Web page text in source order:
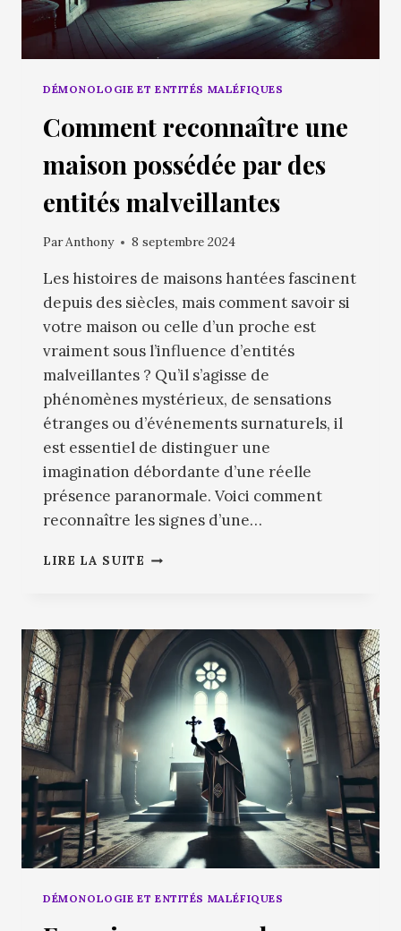
DÉMONOLOGIE ET ENTITÉS MALÉFIQUES
Comment reconnaître une
maison possédée par des
entités malveillantes
ParAnthony 8 septembre 2024
Les histoires de maisons hantées fascinent
depuis des siècles, mais comment savoir si
votre maison ou celle d’un proche est
vraiment sous l’influence d’entités
malveillantes ? Qu’il s’agisse de
phénomènes mystérieux, de sensations
étranges ou d’événements surnaturels, il
est essentiel de distinguer une
imagination débordante d’une réelle
présence paranormale. Voici comment
reconnaître les signes d’une…
LIRE LA SUITE COMMENT
POSSÉDÉE
PAR
DES
ENTITÉS
MALVEILLANTES
DÉMONOLOGIE ET ENTITÉS MALÉFIQUES